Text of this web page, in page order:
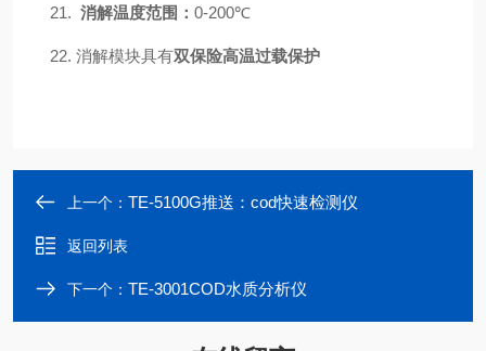
21. 消解温度范围： 0-200℃
22. 消解模块具有双保险高温过载保护
上一个： TE-5100G推送：cod快速检测仪
返回列表
下一个： TE-3001COD水质分析仪